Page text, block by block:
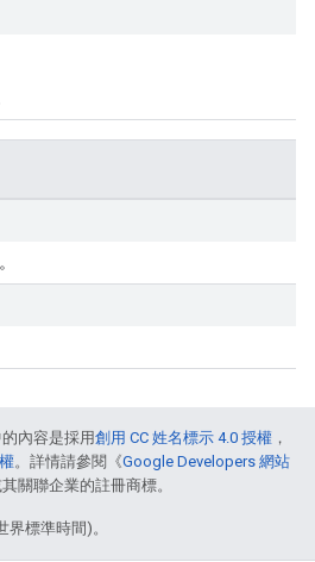
內容是採用創用 CC 姓名標示 4.0 授權 ，
。詳情請參閱《Google Developers 網站
關聯企業的註冊商標。
界標準時間)。